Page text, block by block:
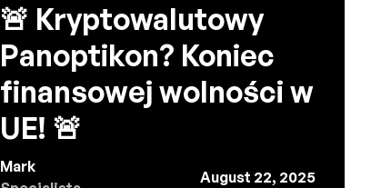
🚨 Kryptowalutowy
Panoptikon? Koniec
finansowej wolności w
UE! 🚨
Mark
August 22, 2025